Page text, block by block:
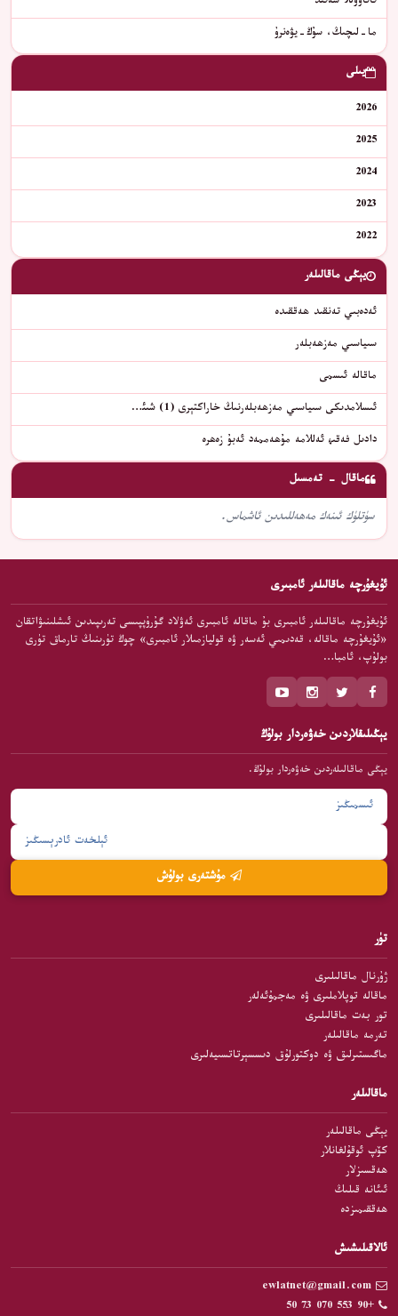
ما-لىچىڭ، سۇڭ-يۋەنرۇ
يىلى
2026
2025
2024
2023
2022
يېڭى ماقالىلەر
ئەدەبىي تەنقىد ھەققىدە
سىياسىي مەزھەبلەر
ماقالە ئىسمى
ئىسلامدىكى سىياسىي مەزھەبلەرنىڭ خاراكتېرى (1) شىئ…
دادىل فەقىھ ئەللامە مۇھەممەد ئەبۇ زەھرە
ماقال - تەمسىل
سۈتلۈك ئىنەك مەھەللىدىن ئاشماس.
ئۇيغۇرچە ماقالىلەر ئامبىرى
ئۇيغۇرچە ماقالىلەر ئامبىرى بۇ ماقالە ئامبىرى ئەۋلاد گۇرۇپپىسى تەرىپىدىن ئىشلىنىۋاتقان
«ئۇيغۇرچە ماقالە، قەدىمىي ئەسەر ۋە قوليازمىلار ئامبىرى» چوڭ تۈرىنىڭ تارماق تۈرى
بولۇپ، ئامبا…
يېڭىلىقلاردىن خەۋەردار بولۇڭ
يېڭى ماقالىلەردىن خەۋەردار بولۇڭ.
تۈر
ژۇرنال ماقالىلىرى
ماقالە توپلاملىرى ۋە مەجمۇئەلەر
تور بەت ماقالىلىرى
تەرمە ماقالىلەر
ماگىستىرلىق ۋە دوكتورلۇق دىسسېرتاتسىيەلىرى
ماقالىلەر
يېڭى ماقالىلەر
كۆپ ئوقۇلغانلار
ھەقسىزلار
ئىئانە قىلىڭ
ھەققىمىزدە
ئالاقىلىشىش
+90 553 070 73 50